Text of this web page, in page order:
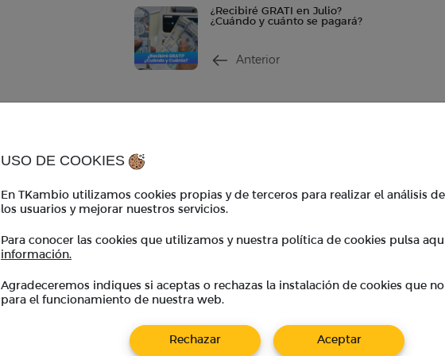
¿Recibiré GRATI en Julio?
¿Cuándo y cuánto se pagará?
Anterior
USO DE COOKIES
En TKambio utilizamos cookies propias y de terceros para realizar el análisis
los usuarios y mejorar nuestros servicios.
Para conocer las cookies que utilizamos y nuestra política de cookies pulsa
información.
Agradeceremos indiques si aceptas o rechazas la instalación de cookies que no
para el funcionamiento de nuestra web.
Rechazar Aceptar
contacto@tkambio.com
WhatsApp:
+51 986 767 908
TKambio
BeneficiosTK
Preguntas frecuentes
Calculadora de divisas
Blog